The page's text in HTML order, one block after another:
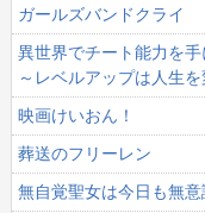
ガールズバンドクライ
異世界でチート能力を
～レベルアップは人生
映画けいおん！
葬送のフリーレン
無自覚聖女は今日も無